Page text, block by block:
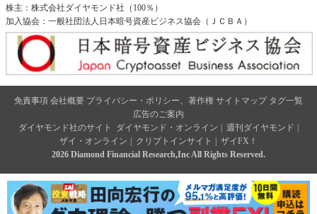
株主：株式会社ダイヤモンド社（100％）
加入協会：一般社団法人日本暗号資産ビジネス協会（ＪＣＢＡ）
免責事項 会社概要 プライバシー・ポリシー、著作権 サイトマップ タグ一覧
広告のご案内
ダイヤモンド社のサイト
ダイヤモンド・オンライン 週刊ダイヤモンド
ザイ・オンライン
クリプトインサイト
ザイFX！
2026 Diamond Financial Research,Inc All Rights Reserved.